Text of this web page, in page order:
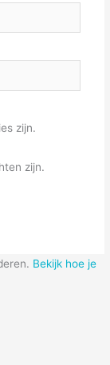
zijn.
zijn.
Bekijk hoe je